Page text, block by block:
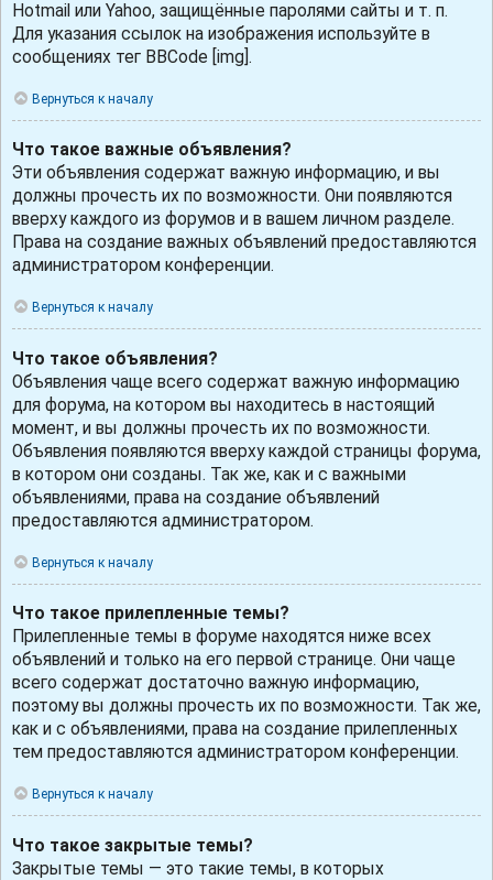
Hotmail или Yahoo, защищённые паролями сайты и т. п.
Для указания ссылок на изображения используйте в
сообщениях тег BBCode [img].
Вернуться к началу
Что такое важные объявления?
Эти объявления содержат важную информацию, и вы
должны прочесть их по возможности. Они появляются
вверху каждого из форумов и в вашем личном разделе.
Права на создание важных объявлений предоставляются
администратором конференции.
Вернуться к началу
Что такое объявления?
Объявления чаще всего содержат важную информацию
для форума, на котором вы находитесь в настоящий
момент, и вы должны прочесть их по возможности.
Объявления появляются вверху каждой страницы форума,
в котором они созданы. Так же, как и с важными
объявлениями, права на создание объявлений
предоставляются администратором.
Вернуться к началу
Что такое прилепленные темы?
Прилепленные темы в форуме находятся ниже всех
объявлений и только на его первой странице. Они чаще
всего содержат достаточно важную информацию,
поэтому вы должны прочесть их по возможности. Так же,
как и с объявлениями, права на создание прилепленных
тем предоставляются администратором конференции.
Вернуться к началу
Что такое закрытые темы?
Закрытые темы — это такие темы, в которых